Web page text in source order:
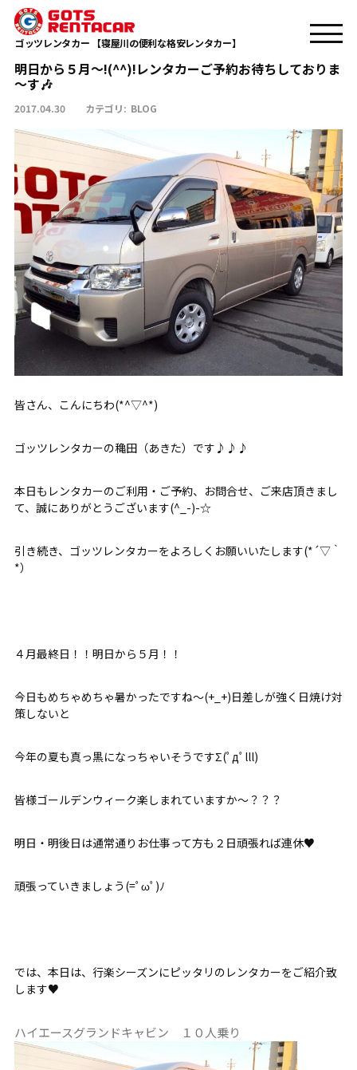
ゴッツレンタカー 【寝屋川の便利な格安レンタカー】
TOP
BLOG
明日から５月～!(^^)!レンタカーご予約お待ちしておりま～す🎶
明日から５月～!(^^)!レンタカーご予約お待ちしておりま
～す🎶
2017.04.30 カテゴリ: BLOG
皆さん、こんにちわ(*^▽^*)
ゴッツレンタカーの穐田（あきた）です♪♪♪
本日もレンタカーのご利用・ご予約、お問合せ、ご来店頂きまし
て、誠にありがとうございます(^_-)-☆
引き続き、ゴッツレンタカーをよろしくお願いいたします(*´▽｀
*）
４月最終日！！明日から５月！！
今日もめちゃめちゃ暑かったですね～(+_+)日差しが強く日焼け対
策しないと
今年の夏も真っ黒になっちゃいそうですΣ(ﾟдﾟlll)
皆様ゴールデンウィーク楽しまれていますか～？？？
明日・明後日は通常通りお仕事って方も２日頑張れば連休♥
頑張っていきましょう(=ﾟωﾟ)ﾉ
では、本日は、行楽シーズンにピッタリのレンタカーをご紹介致
します♥
ハイエースグランドキャビン １０人乗り